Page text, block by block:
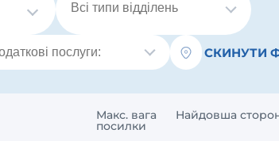
Макс. вага
посилки
Найдовша